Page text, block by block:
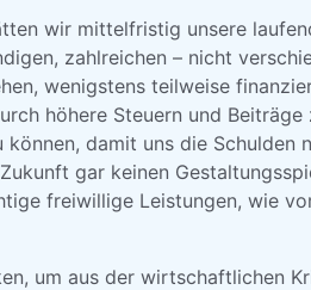
wir mittelfristig unsere
zahlreichen – nicht
wenigstens teilweise
höhere Steuern und
können, damit uns die Schulden
gar keinen
freiwillige Leistungen, wie
um aus der wirtschaftlichen